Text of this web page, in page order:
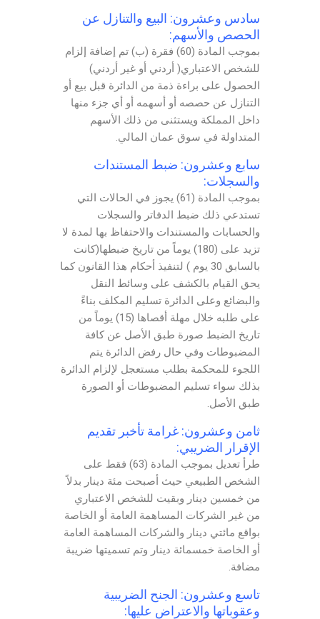
سادس وعشرون: البيع والتنازل عن
الحصص والأسهم:
بموجب المادة (60) فقرة (ب) تم إضافة إلزام
للشخص الاعتباري( أردني أو غير أردني)
الحصول على براءة ذمة من الدائرة قبل بيع أو
التنازل عن حصصه أو أسهمه أو أي جزء منها
داخل المملكة ويستثنى من ذلك الأسهم
المتداولة في سوق عمان المالي.
سابع وعشرون: ضبط المستندات
والسجلات:
بموجب المادة (61) يجوز في الحالات التي
تستدعي ذلك ضبط الدفاتر والسجلات
والحسابات والمستندات والاحتفاظ بها لمدة لا
تزيد على (180) يوماً من تاريخ ضبطها(كانت
بالسابق 30 يوم ) لتنفيذ أحكام هذا القانون كما
يحق القيام بالكشف على وسائط النقل
والبضائع وعلى الدائرة تسليم المكلف بناءً
على طلبه خلال مهلة أقصاها (15) يوماً من
تاريخ الضبط صورة طبق الأصل عن كافة
المضبوطات وفي حال رفض الدائرة يتم
اللجوء للمحكمة بطلب مستعجل لإلزام الدائرة
بذلك سواء تسليم المضبوطات أو الصورة
طبق الأصل.
ثامن وعشرون: غرامة تأخبر تقديم
الإقرار الضريبي:
طرأ تعديل بموجب المادة (63) فقط على
الشخص الطبيعي حيث أصبحت مئة دينار بدلاً
من خمسين دينار وبقيت للشخص الاعتباري
من غير الشركات المساهمة العامة أو الخاصة
بواقع مائتي دينار والشركات المساهمة العامة
أو الخاصة خمسمائة دينار وتم تسميتها ضريبة
مضافة.
تاسع وعشرون: الجنح الضريبية
وعقوباتها والاعتراض عليها: